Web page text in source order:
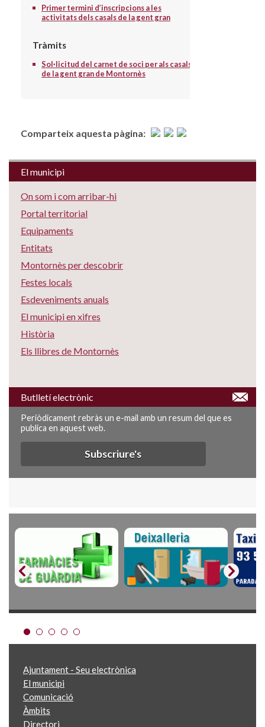
Primer termini d’inscripcions a les
activitats dels casals de la gent gran
Tràmits
Sol·licitud del carnet de soci per als casals
de la gent gran de Montornès
Comparteix aquesta pàgina:
El municipi
On som i com arribar-hi
Portal territorial
Equipaments
Entitats
Montornès per descobrir
Festes locals
Esdeveniments anuals
El municipi en xifres
Història
Els llibres de Montornès
Butlletí electrònic
Periòdicament rebràs un e-mail amb un resum del que es
publica en aquest web.
Subscriure's
Ajuntament - Seu electrònica
El municipi
Comunicació
Àmbits
Directori